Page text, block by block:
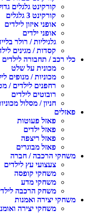
קורקינט גלגלים
קורקינט 3 גלגלים
אופני איזון לילדים
אופני ילדים
גלגיליות / רולר
קסדות / מגינים
כלי רכב / תחבורה לילדים
מכונית על שלט
מכוניות / מנופים
רחפנים לילדים /
רובוטים לילדים
חניון / מסלול
פאזלים
פאזל פעוטות
פאזל ילדים
פאזל ריצפה
פאזל מבוגרים
משחקי הרכבה / חברה
צעצועי עץ לילדים
משחקי קופסה
משחקי מדע
משחק הרכבה
משחקי יצירה ואמנות
משחקי יצירה